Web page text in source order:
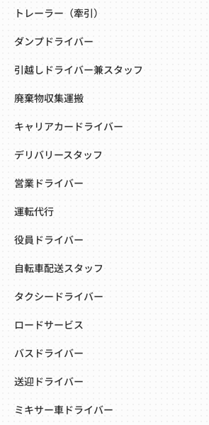
トレーラー（牽引）
ダンプドライバー
引越しドライバー兼スタッフ
廃棄物収集運搬
キャリアカードライバー
デリバリースタッフ
営業ドライバー
運転代行
役員ドライバー
自転車配送スタッフ
タクシードライバー
ロードサービス
バスドライバー
送迎ドライバー
ミキサー車ドライバー